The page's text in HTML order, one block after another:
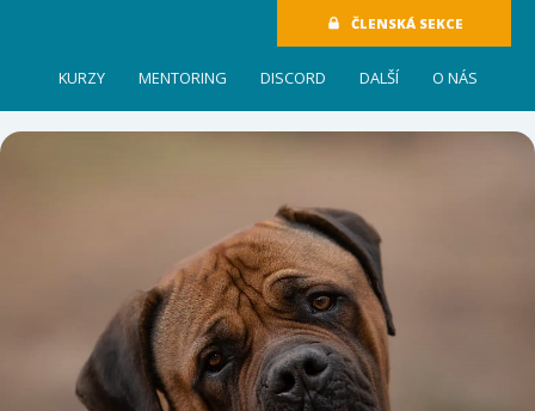
ČLENSKÁ SEKCE
KURZY MENTORING DISCORD DALŠÍ O NÁS